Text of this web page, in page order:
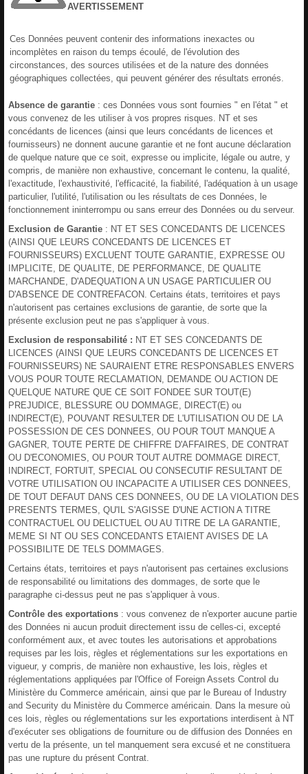
AVERTISSEMENT
Ces Données peuvent contenir des informations inexactes ou
incomplètes en raison du temps écoulé, de l'évolution des
circonstances, des sources utilisées et de la nature des données
géographiques collectées, qui peuvent générer des résultats erronés.
Absence de garantie : ces Données vous sont fournies " en l'état " et
vous convenez de les utiliser à vos propres risques. NT et ses
concédants de licences (ainsi que leurs concédants de licences et
fournisseurs) ne donnent aucune garantie et ne font aucune déclaration
de quelque nature que ce soit, expresse ou implicite, légale ou autre, y
compris, de manière non exhaustive, concernant le contenu, la qualité,
l'exactitude, l'exhaustivité, l'efficacité, la fiabilité, l'adéquation à un usage
particulier, l'utilité, l'utilisation ou les résultats de ces Données, le
fonctionnement ininterrompu ou sans erreur des Données ou du serveur.
Exclusion de Garantie : NT ET SES CONCEDANTS DE LICENCES
(AINSI QUE LEURS CONCEDANTS DE LICENCES ET
FOURNISSEURS) EXCLUENT TOUTE GARANTIE, EXPRESSE OU
IMPLICITE, DE QUALITE, DE PERFORMANCE, DE QUALITE
MARCHANDE, D'ADEQUATION A UN USAGE PARTICULIER OU
D'ABSENCE DE CONTREFACON. Certains états, territoires et pays
n'autorisent pas certaines exclusions de garantie, de sorte que la
présente exclusion peut ne pas s'appliquer à vous.
Exclusion de responsabilité : NT ET SES CONCEDANTS DE
LICENCES (AINSI QUE LEURS CONCEDANTS DE LICENCES ET
FOURNISSEURS) NE SAURAIENT ETRE RESPONSABLES ENVERS
VOUS POUR TOUTE RECLAMATION, DEMANDE OU ACTION DE
QUELQUE NATURE QUE CE SOIT FONDEE SUR TOUT(E)
PREJUDICE, BLESSURE OU DOMMAGE, DIRECT(E) ou
INDIRECT(E), POUVANT RESULTER DE L'UTILISATION OU DE LA
POSSESSION DE CES DONNEES, OU POUR TOUT MANQUE A
GAGNER, TOUTE PERTE DE CHIFFRE D'AFFAIRES, DE CONTRAT
OU D'ECONOMIES, OU POUR TOUT AUTRE DOMMAGE DIRECT,
INDIRECT, FORTUIT, SPECIAL OU CONSECUTIF RESULTANT DE
VOTRE UTILISATION OU INCAPACITE A UTILISER CES DONNEES,
DE TOUT DEFAUT DANS CES DONNEES, OU DE LA VIOLATION DES
PRESENTS TERMES, QU'IL S'AGISSE D'UNE ACTION A TITRE
CONTRACTUEL OU DELICTUEL OU AU TITRE DE LA GARANTIE,
MEME SI NT OU SES CONCEDANTS ETAIENT AVISES DE LA
POSSIBILITE DE TELS DOMMAGES.
Certains états, territoires et pays n'autorisent pas certaines exclusions
de responsabilité ou limitations des dommages, de sorte que le
paragraphe ci-dessus peut ne pas s'appliquer à vous.
Contrôle des exportations : vous convenez de n'exporter aucune partie
des Données ni aucun produit directement issu de celles-ci, excepté
conformément aux, et avec toutes les autorisations et approbations
requises par les lois, règles et réglementations sur les exportations en
vigueur, y compris, de manière non exhaustive, les lois, règles et
réglementations appliquées par l'Office of Foreign Assets Control du
Ministère du Commerce américain, ainsi que par le Bureau of Industry
and Security du Ministère du Commerce américain. Dans la mesure où
ces lois, règles ou réglementations sur les exportations interdisent à NT
d'exécuter ses obligations de fourniture ou de diffusion des Données en
vertu de la présente, un tel manquement sera excusé et ne constituera
pas une rupture du présent Contrat.